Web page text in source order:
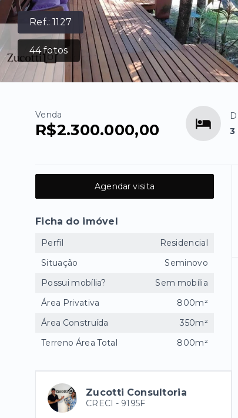
Ref.:1127
44fotos
Venda
R$2.300.000,00
3
Agendar visita
Ficha do imóvel
Perfil
Residencial
Situação
Seminovo
Possui mobília?
Sem mobília
Área Privativa
800m²
Área Construída
350m²
Terreno Área Total
800m²
Zucotti Consultoria
CRECI - 9195F